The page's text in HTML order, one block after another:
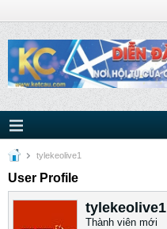
tylekeolive1
User Profile
tylekeolive1
Thành viên mới